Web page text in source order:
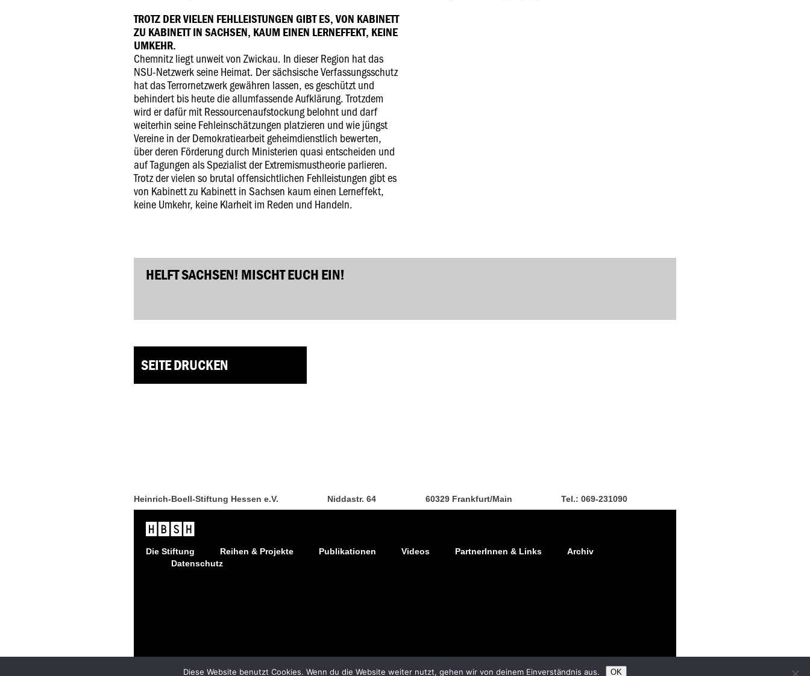
TROTZ DER VIELEN FEHLLEISTUNGEN GIBT ES, VON KABINETT
ZU KABINETT IN SACHSEN, KAUM EINEN LERNEFFEKT, KEINE
UMKEHR.
Chemnitz liegt unweit von Zwickau. In dieser Region hat das
NSU-Netzwerk seine Heimat. Der sächsische Verfassungsschutz
hat das Terrornetzwerk gewähren lassen, es geschützt und
behindert bis heute die allumfassende Aufklärung. Trotzdem
wird er dafür mit Ressourcenaufstockung belohnt und darf
weiterhin seine Fehleinschätzungen platzieren und wie jüngst
Vereine in der Demokratiearbeit geheimdienstlich bewerten,
über deren Förderung durch Ministerien quasi entscheiden und
auf Tagungen als Spezialist der Extremismustheorie parlieren.
Trotz der vielen so brutal offensichtlichen Fehlleistungen gibt es
von Kabinett zu Kabinett in Sachsen kaum einen Lerneffekt,
keine Umkehr, keine Klarheit im Reden und Handeln.
HELFT SACHSEN! MISCHT EUCH EIN!
SEITE DRUCKEN
Heinrich-Boell-Stiftung Hessen e.V. Niddastr. 64 60329 Frankfurt/Main Tel.: 069-231090
Die Stiftung Reihen & Projekte Publikationen Videos PartnerInnen & Links
Archiv
Datenschutz
Diese Website benutzt Cookies. Wenn du die Website weiter nutzt, gehen wir von deinem Einverständnis aus. OK